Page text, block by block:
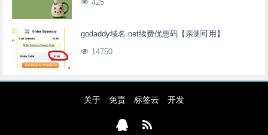
425
godaddy域名.net续费优惠码【亲测可用】
14750
关于 免责 标签云 开发